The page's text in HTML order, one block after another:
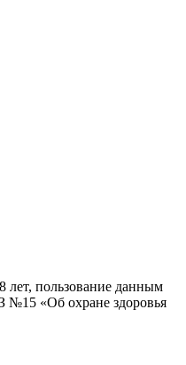
пользование данным
№15 «Об охране здоровья